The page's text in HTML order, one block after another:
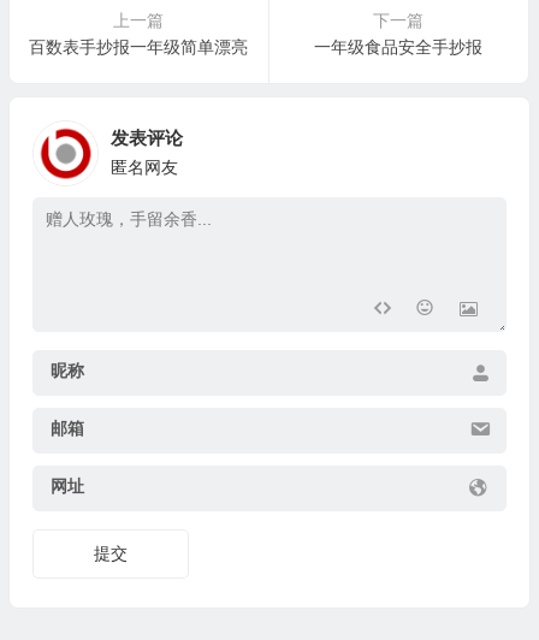
上一篇
百数表手抄报一年级简单漂亮
下一篇
一年级食品安全手抄报
发表评论
匿名网友
昵称
邮箱
网址
提交